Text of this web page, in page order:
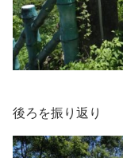
後ろを振り返り